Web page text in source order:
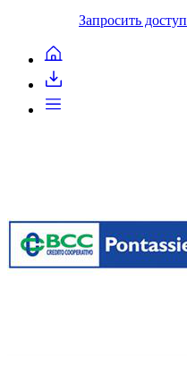
Запросить доступ